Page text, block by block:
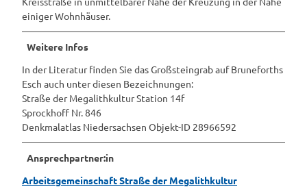
einiger Wohnhäuser.
Weitere Infos
In der Literatur finden Sie das Großsteingrab auf Bruneforths
Esch auch unter diesen Bezeichnungen:
Straße der Megalithkultur Station 14f
Sprockhoff Nr. 846
Denkmalatlas Niedersachsen Objekt-ID 28966592
Ansprechpartner:in
Arbeitsgemeinschaft Straße der Megalithkultur